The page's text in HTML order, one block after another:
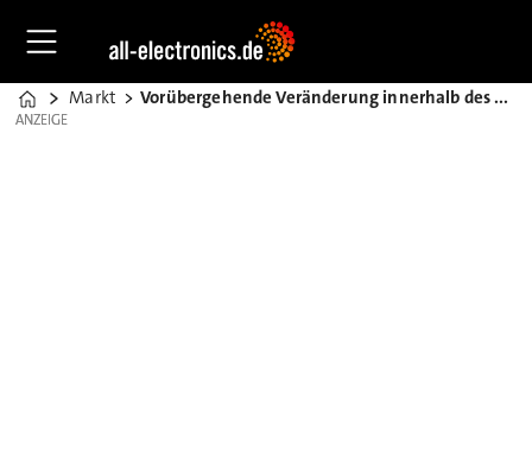
Home
Markt Vorübergehende Veränderung innerhalb des Vorstands
ANZEIGE
ANZEIGE